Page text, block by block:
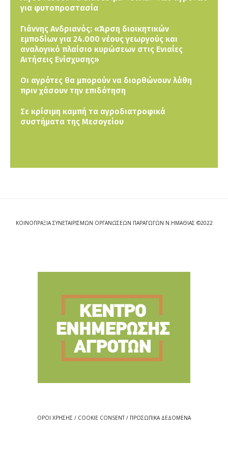
για φυτοπροστασία
Γιάννης Ανδριανός: «Άρση διοικητικών
εμποδίων για 24.000 νέους γεωργούς και
αναλογικό πλαίσιο κυρώσεων στις Ενιαίες
Αιτήσεις Ενίσχυσης»
Οι αγρότες θα μπορούν να διορθώνουν λάθη
πριν χάσουν την επιδότηση
Σε κρίσιμη καμπή τα αγροδιατροφικά
συστήματα της Μεσογείου
ΚΟΙΝΟΠΡΑΞΙΑ ΣΥΝΕΤΑΙΡΙΣΜΩΝ ΟΡΓΑΝΩΣΕΩΝ ΠΑΡΑΓΩΓΩΝ Ν.ΗΜΑΘΙΑΣ ©2022
ΟΡΟΙ ΧΡΗΣΗΣ / COOKIE CONSENT / ΠΡΟΣΩΠΙΚΑ ΔΕΔΟΜΕΝΑ